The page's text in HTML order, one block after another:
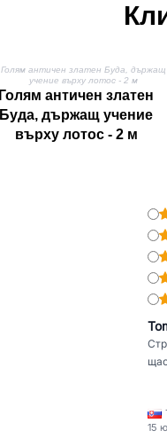
Голям античен златен
Буда, държащ учение
върху лотос - 2 м
15